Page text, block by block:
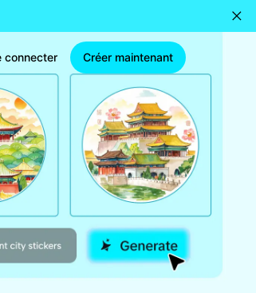
connecter Créer maintenant